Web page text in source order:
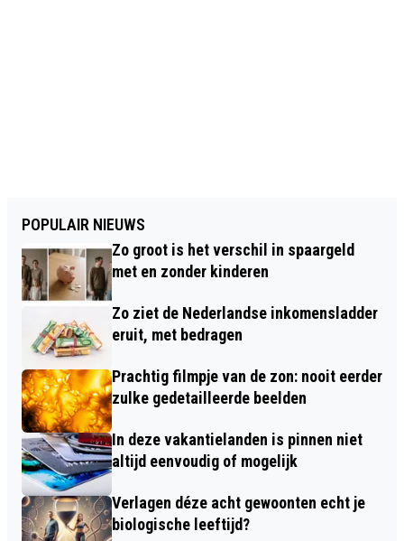
POPULAIR NIEUWS
Zo groot is het verschil in spaargeld
met en zonder kinderen
Zo ziet de Nederlandse inkomensladder
eruit, met bedragen
Prachtig filmpje van de zon: nooit eerder
zulke gedetailleerde beelden
In deze vakantielanden is pinnen niet
altijd eenvoudig of mogelijk
Verlagen déze acht gewoonten echt je
biologische leeftijd?